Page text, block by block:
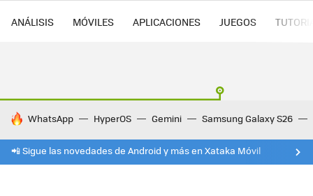
ANÁLISIS MÓVILES APLICACIONES JUEGOS
HOY SE HABLA DE
WhatsApp HyperOS Gemini Samsung Galaxy S26
📲 Sigue las novedades de Android y más en Xataka Móvil